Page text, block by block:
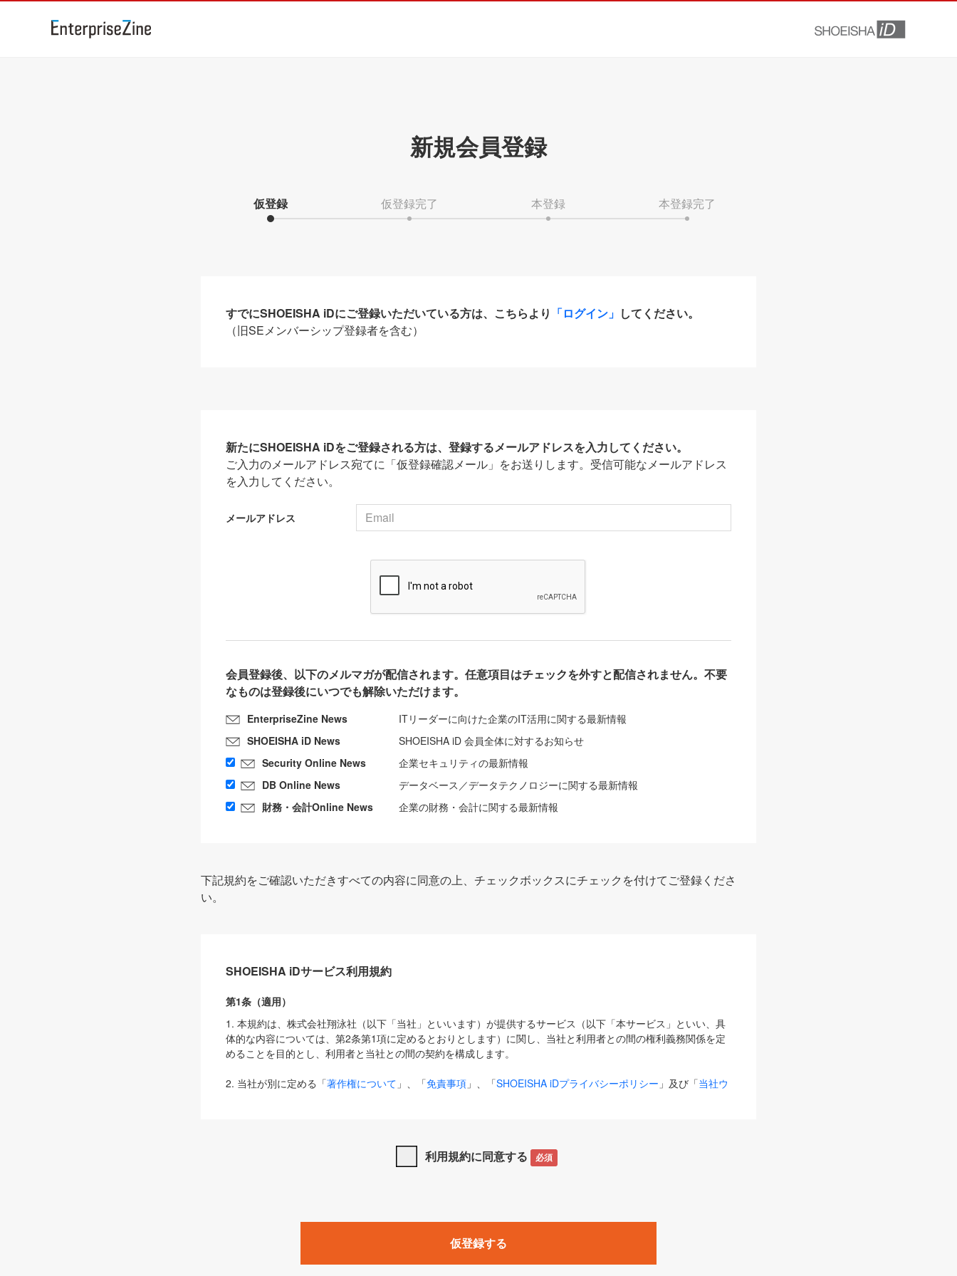
新規会員登録
仮登録 仮登録完了 本登録 本登録完了
すでにSHOEISHA iDにご登録いただいている方は、こちらより 「ログイン」 してください。
（旧SEメンバーシップ登録者を含む）
新たにSHOEISHA iDをご登録される方は、登録するメールアドレスを入力してください。
ご入力のメールアドレス宛てに「仮登録確認メール」をお送りします。受信可能なメールアドレス
を入力してください。
メールアドレス
会員登録後、以下のメルマガが配信されます。任意項目はチェックを外すと配信されません。不要
なものは登録後にいつでも解除いただけます。
EnterpriseZine News
ITリーダーに向けた企業のIT活用に関する最新情報
SHOEISHA iD News
SHOEISHA iD 会員全体に対するお知らせ
Security Online News
企業セキュリティの最新情報
DB Online News
データベース／データテクノロジーに関する最新情報
財務・会計Online News
企業の財務・会計に関する最新情報
下記規約をご確認いただきすべての内容に同意の上、チェックボックスにチェックを付けてご登録くださ
い。
SHOEISHA iDサービス利用規約
第1条（適用）
1. 本規約は、株式会社翔泳社（以下「当社」といいます）が提供するサービス（以下「本サービス」といい、具
体的な内容については、第2条第1項に定めるとおりとします）に関し、当社と利用者との間の権利義務関係を定
めることを目的とし、利用者と当社との間の契約を構成します。
2. 当社が別に定める「著作権について 」、「免責事項 」、「SHOEISHA iDプライバシーポリシー 」及び「当社ウ
は、本規約の規定が優先して適用されるものとします。
1. 「本サービス」とは、当社が提供する以下のサービス（名称や内容が変更された場合、変更後のサービスを含
みます）及びこれらサービスに関連して当社が実施するイベントやキャンペーンをいいます。
「SEBook」「SEShop」「CodeZine」「MarkeZine」「EnterpriseZine」「ECzine」「Biz/Zine」「HRzine」
利用規約に同意する 必須
仮登録する